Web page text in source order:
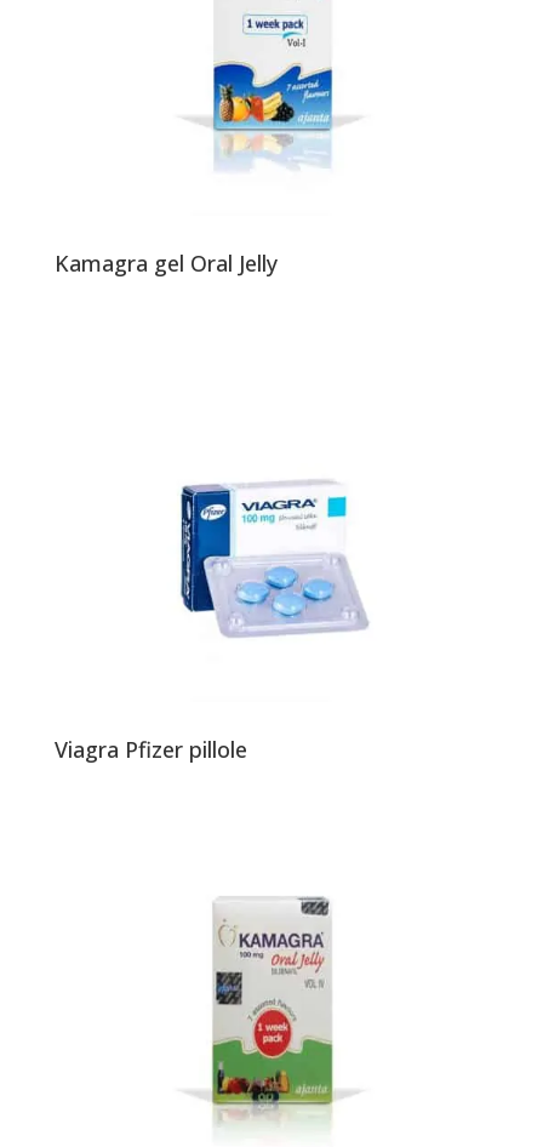
Kamagra gel Oral Jelly
Viagra Pfizer pillole